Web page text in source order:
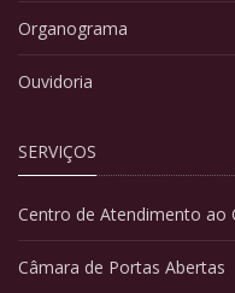
Organograma
Ouvidoria
SERVIÇOS
Centro de Atendimento ao
Câmara de Portas Abertas